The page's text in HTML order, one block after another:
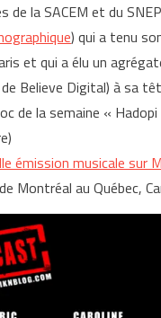
de la SACEM et du
) qui a tenu
et qui a élu un
Believe Digital) à sa
de la semaine «
émission musicale sur
Montréal au Québec,